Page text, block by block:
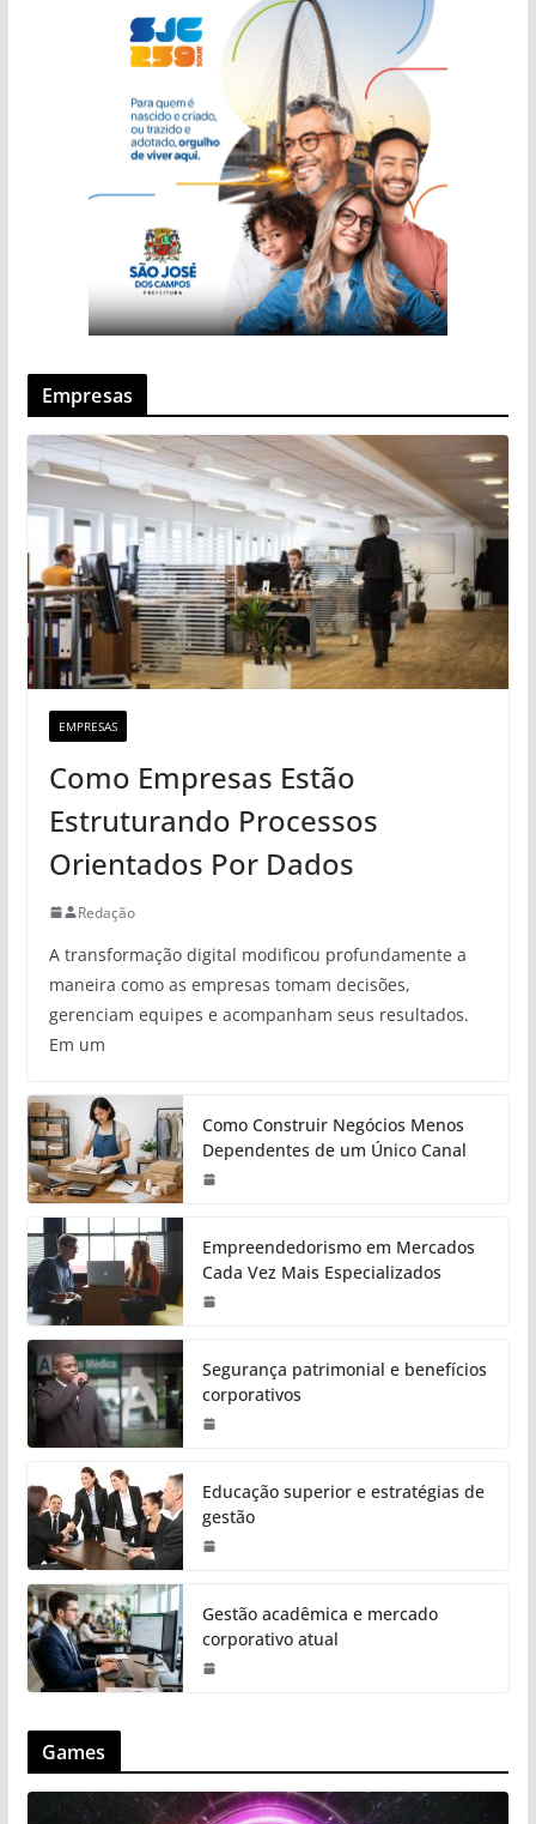
Empresas
EMPRESAS
Como Empresas Estão
Estruturando Processos
Orientados Por Dados
Redação
A transformação digital modificou profundamente a
maneira como as empresas tomam decisões,
gerenciam equipes e acompanham seus resultados.
Em um
Como Construir Negócios Menos
Dependentes de um Único Canal
Empreendedorismo em Mercados
Cada Vez Mais Especializados
Segurança patrimonial e benefícios
corporativos
Educação superior e estratégias de
gestão
Gestão acadêmica e mercado
corporativo atual
Games